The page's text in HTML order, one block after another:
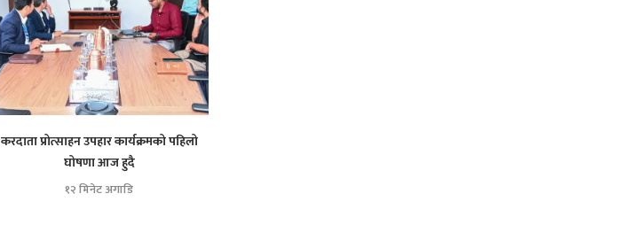
करदाता प्रोत्साहन उपहार कार्यक्रमको पहिलो
घोषणा आज हुदै
१२ मिनेट अगाडि